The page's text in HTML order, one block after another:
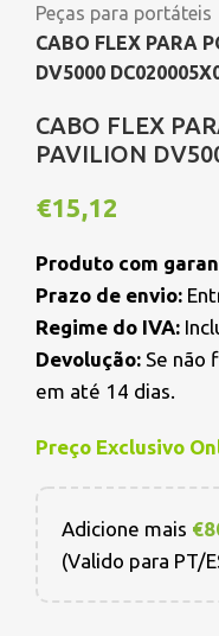
Peças para portáteis
CABO FLEX PARA
DV5000
CABO FLEX
PAVILION
€15,12
Produto com
Prazo de envio:
Regime do IVA:
Devolução: Se não
em até 14 dias.
Preço Exclusivo
Adicione mais €
(Valido para PT/